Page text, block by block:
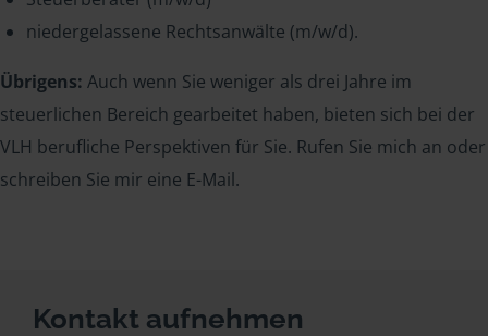
niedergelassene Rechtsanwälte (m/w/d).
Übrigens: Auch wenn Sie weniger als drei Jahre im
steuerlichen Bereich gearbeitet haben, bieten sich bei der
VLH berufliche Perspektiven für Sie. Rufen Sie mich an oder
schreiben Sie mir eine E-Mail.
Kontakt aufnehmen